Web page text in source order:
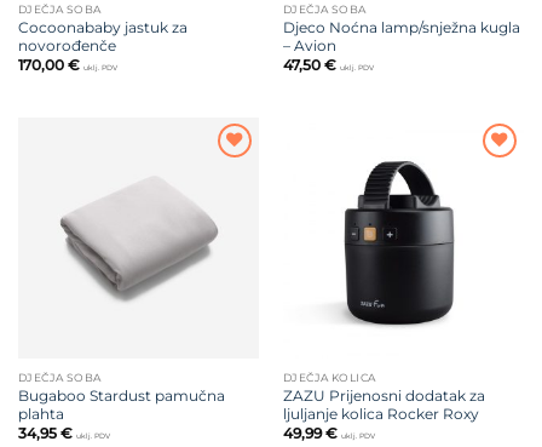
DJEČJA SOBA
Cocoonababy jastuk za
novorođenče
170,00 € uklj. PDV
DJEČJA SOBA
Djeco Noćna lamp/snježna kugla
– Avion
47,50 € uklj. PDV
DJEČJA SOBA
Bugaboo Stardust pamučna
plahta
34,95 € uklj. PDV
DJEČJA KOLICA
ZAZU Prijenosni dodatak za
ljuljanje kolica Rocker Roxy
49,99€ uklj. PDV